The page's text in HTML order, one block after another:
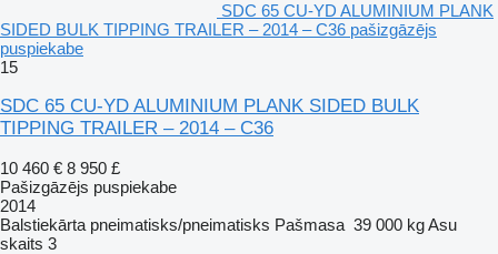
SDC 65 CU-YD ALUMINIUM PLANK
SIDED BULK TIPPING TRAILER – 2014 – C36 pašizgāzējs
puspiekabe
15
SDC 65 CU-YD ALUMINIUM PLANK SIDED BULK
TIPPING TRAILER – 2014 – C36
10 460 € 8 950 £
Pašizgāzējs puspiekabe
2014
Balstiekārta pneimatisks/pneimatisks Pašmasa 39 000 kgAsu
skaits 3